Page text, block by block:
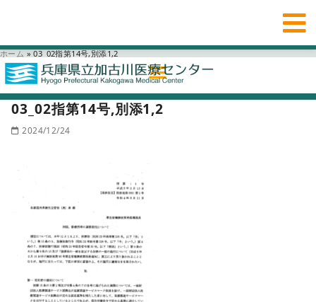
ホーム » 03_02指第14号,別添1,2
03_02指第14号,別添1,2
2024/12/24